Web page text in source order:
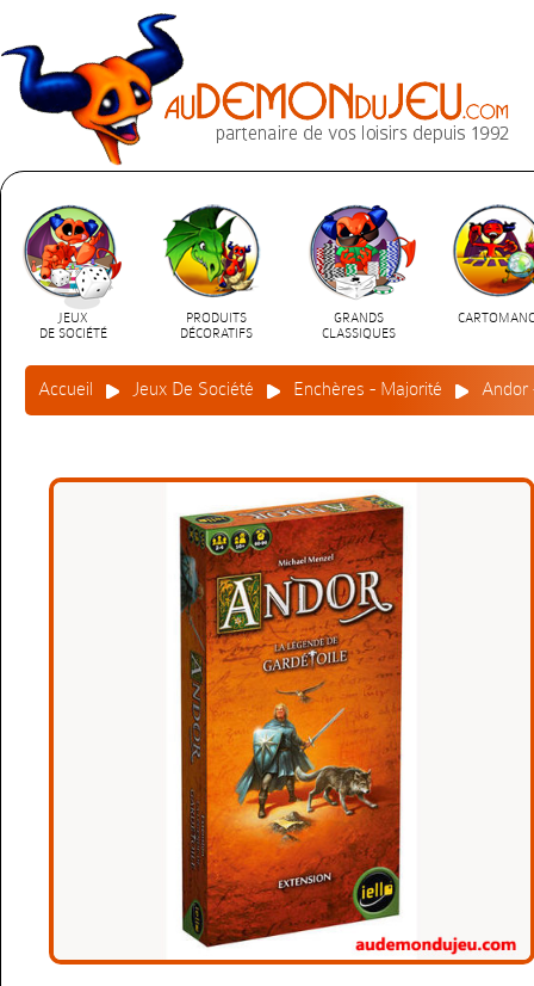
JEUX
DE SOCIÉTÉ
PRODUITS
DÉCORATIFS
GRANDS
CLASSIQUES
Accueil Jeux De Société Enchères - Majorité Andor